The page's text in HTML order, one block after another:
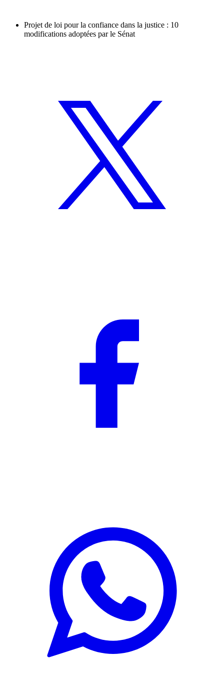
Projet de loi pour la confiance dans la justice : 10
modifications adoptées par le Sénat